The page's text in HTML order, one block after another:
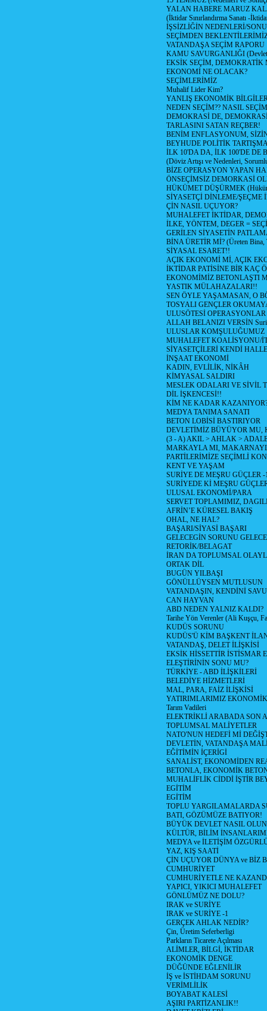
YALAN HABERE MARUZ
(İktidar Sınırlandırma Sanatı -
İŞSİZLİĞİN NEDENLERİ/
SEÇİMDEN
VATANDAŞA SEÇİM RAPORU
KAMU SAVURGANLIĞI (Devlet
EKSİK SEÇİM, DEMOKRATİK
EKONOMİ NE OLACAK?
SEÇİMLERİMİZ
Muhalif Lider Kim?
YANLIŞ EKONOMİK
NEDEN SEÇİM?? NASIL
DEMOKRASİ DE,
TARLASINI SATAN REÇBER!
BENİM ENFLASYONUM,
BEYHUDE POLİTİK
İLK 10'DA DA, İLK 100'DE DE
(Döviz Artışı ve Nedenleri,
BİZE OPERASYON YAPAN
ÖNSEÇİMSİZ DEMORKASİ
HÜKÜMET DÜŞÜRMEK
SİYASETÇİ DİNLEME/ŞEÇME
ÇİN NASIL UÇUYOR?
MUHALEFET İKTİDAR,
İLKE, YÖNTEM, DEGER =
GERİLEN SİYASETİN
BİNA ÜRETİR Mİ? (Üreten Bina,
SİYASAL ESARET!!
AÇIK EKONOMİ Mİ, AÇIK
İKTİDAR PATİSİNE BİR KAÇ
EKONOMİMİZ BETONLAŞTI
YASTIK MÜLAHAZALARI!!
SEN ÖYLE YAŞAMASAN, O
TOSYALI GENÇLER
ULUSÖTESİ OPERASYONLAR
ALLAH BELANIZI VERSİN
ULUSLAR KOMŞULUĞUMUZ
MUHALEFET KOALİSYONU/
SİYASETÇİLERİ KENDİ
İNŞAAT EKONOMİ
KADIN, EVLİLİK, NİKÂH
KİMYASAL SALDIRI
MESLEK ODALARI VE SİVİL
DİL İŞKENCESİ!!
KİM NE KADAR
MEDYA TANIMA SANATI
BETON LOBİSİ BASTIRIYOR
DEVLETİMİZ BÜYÜYOR MU,
(3 - A) AKIL > AHLAK >
MARKAYLA MI,
PARTİLERİMİZE SEÇİMLİ
KENT VE YAŞAM
SURİYE DE MEŞRU GÜÇLER -
SURİYEDE Kİ MEŞRU
ULUSAL EKONOMİ/PARA
SERVET TOPLAMIMIZ,
AFRİN’E KÜRESEL BAKIŞ
OHAL, NE HAL?
BAŞARI/SİYASİ BAŞARI
GELECEGİN SORUNU
RETORİK/BELAGAT
İRAN DA TOPLUMSAL
ORTAK DİL
BUGÜN YILBAŞI
GÖNÜLLÜYSEN MUTLUSUN
VATANDAŞIN, KENDİNİ
CAN HAYVAN
ABD NEDEN YALNIZ KALDI?
Tarihe Yön Verenler (Ali Kuşçu,
KUDÜS SORUNU
KUDÜS'Ü KİM BAŞKENT
VATANDAŞ, DELET İLİŞKİSİ
EKSİK HİSSETTİR İSTİSMAR
ELEŞTİRİNİN SONU MU?
TÜRKİYE - ABD İLİŞKİLERİ
BELEDİYE HİZMETLERİ
MAL, PARA, FAİZ İLİŞKİSİ
YATIRIMLARIMIZ
Tarım Vadileri
ELEKTRİKLİ ARABADA SON
TOPLUMSAL MALİYETLER
NATO'NUN HEDEFİ Mİ
DEVLETİN, VATANDAŞA
EĞİTİMİN İÇERİGİ
SANALİST, EKONOMİDEN
BETONLA, EKONOMİK
MUHALİFLİK CİDDİ İŞTİR
EGİTİM
EGİTİM
TOPLU YARGILAMALARDA
BATI, GÖZÜMÜZE BATIYOR!
BÜYÜK DEVLET NASIL
KÜLTÜR, BİLİM
MEDYA ve İLETİŞİM
YAZ, KIŞ SAATİ
ÇİN UÇUYOR DÜNYA ve BİZ
CUMHURİYET
CUMHURİYETLE NE
YAPICI, YIKICI MUHALEFET
GÖNLÜMÜZ NE DOLU?
IRAK ve SURİYE
IRAK ve SURİYE -1
GERÇEK AHLAK NEDİR?
Çin, Üretim Seferberligi
Parkların Ticarete Açılması
ALİMLER, BİLGİ, İKTİDAR
EKONOMİK DENGE
DÜĞÜNDE EĞLENİLİR
İŞ ve İSTİHDAM SORUNU
VERİMLİLİK
BOYABAT KALESİ
AŞIRI PARTİZANLIK!!